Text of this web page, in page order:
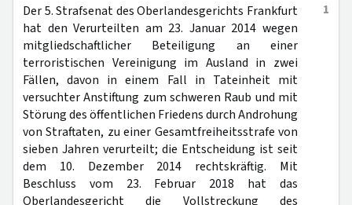
1
Der 5. Strafsenat des Oberlandesgerichts Frankfurt
hat den Verurteilten am 23. Januar 2014 wegen
mitgliedschaftlicher Beteiligung an einer
terroristischen Vereinigung im Ausland in zwei
Fällen, davon in einem Fall in Tateinheit mit
versuchter Anstiftung zum schweren Raub und mit
Störung des öffentlichen Friedens durch Androhung
von Straftaten, zu einer Gesamtfreiheitsstrafe von
sieben Jahren verurteilt; die Entscheidung ist seit
dem 10. Dezember 2014 rechtskräftig. Mit
Beschluss vom 23. Februar 2018 hat das
Oberlandesgericht die Vollstreckung des